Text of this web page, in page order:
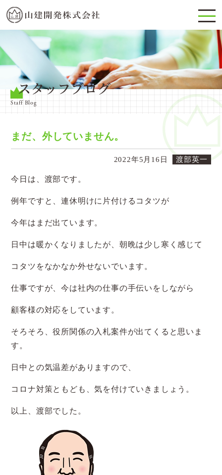
スタッフブログ
Staff Blog
まだ、外していません。
2022年5月16日 渡部英一
今日は、渡部です。
例年ですと、連休明けに片付けるコタツが
今年はまだ出ています。
日中は暖かくなりましたが、朝晩は少し寒く感じて
コタツをなかなか外せないでいます。
仕事ですが、今は社内の仕事の手伝いをしながら
顧客様の対応をしています。
そろそろ、役所関係の入札案件が出てくると思いま
す。
日中との気温差がありますので、
コロナ対策ともども、気を付けていきましょう。
以上、渡部でした。